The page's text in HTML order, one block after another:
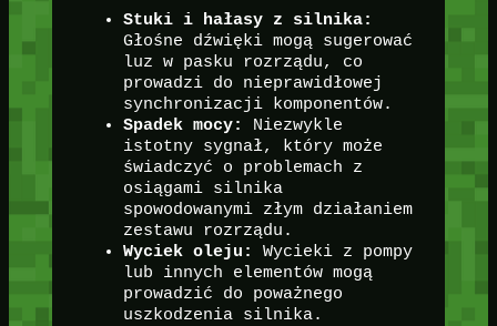
Stuki i hałasy z silnika:
Głośne dźwięki mogą sugerować
luz w pasku rozrządu, co
prowadzi do nieprawidłowej
synchronizacji komponentów.
Spadek mocy:
Niezwykle
istotny sygnał, który może
świadczyć o problemach z
osiągami silnika
spowodowanymi złym działaniem
zestawu rozrządu.
Wyciek oleju:
Wycieki z pompy
lub innych elementów mogą
prowadzić do poważnego
uszkodzenia silnika.